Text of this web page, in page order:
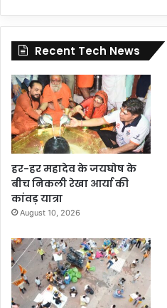
Recent Tech News
हर-हर महादेव के जयघोष के
बीच निकली रेखा आर्या की
कांवड़ यात्रा
August 10, 2026